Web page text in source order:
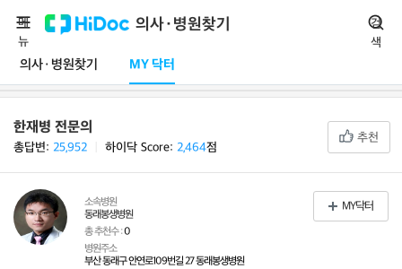
의사·병원찾기
의사·병원찾기 MY 닥터
메
뉴
검
색
한재병 전문의
총답변: 25,952 하이닥 Score: 2,464점
추천
소속병원
동래봉생병원
총 추천수 :0
병원주소
부산 동래구 안연로109번길 27 동래봉생병원
MY닥터